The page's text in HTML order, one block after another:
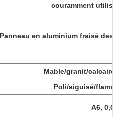
couramment
Panneau en aluminium fraisé
Mable/granit/
Poli/aiguisé/
A6,